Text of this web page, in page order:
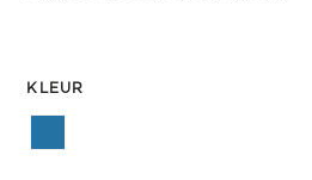
KLEUR